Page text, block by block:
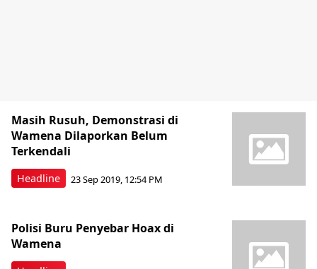
Headline
Masih Rusuh, Demonstrasi di
Wamena Dilaporkan Belum
Terkendali
23 Sep 2019, 12:54 PM
Polisi Buru Penyebar Hoax di
Wamena